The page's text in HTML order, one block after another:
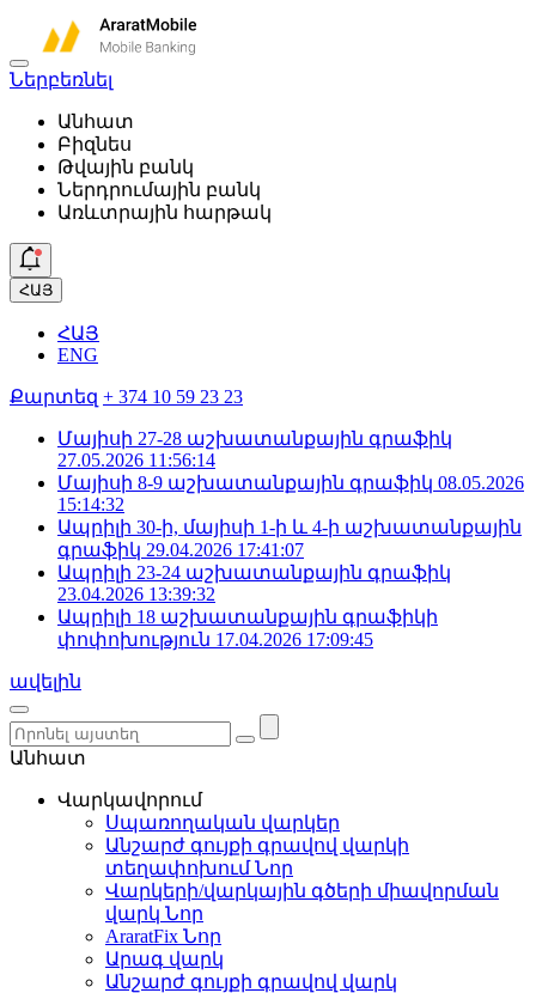
Ներբեռնել
Անհատ
Բիզնես
Թվային բանկ
Ներդրումային բանկ
Առևտրային հարթակ
ՀԱՅ
ՀԱՅ
ENG
Քարտեզ + 374 10 59 23 23
Մայիսի 27-28 աշխատանքային գրաֆիկ
27.05.2026 11:56:14
Մայիսի 8-9 աշխատանքային գրաֆիկ 08.05.2026
15:14:32
Ապրիլի 30-ի, մայիսի 1-ի և 4-ի աշխատանքային
գրաֆիկ 29.04.2026 17:41:07
Ապրիլի 23-24 աշխատանքային գրաֆիկ
23.04.2026 13:39:32
Ապրիլի 18 աշխատանքային գրաֆիկի
փոփոխություն 17.04.2026 17:09:45
ավելին
Անհատ
Վարկավորում
Սպառողական վարկեր
Անշարժ գույքի գրավով վարկի
տեղափոխումՆոր
Վարկերի/վարկային գծերի միավորման
վարկ Նոր
AraratFix Նոր
Արագ վարկ
Անշարժ գույքի գրավով վարկ